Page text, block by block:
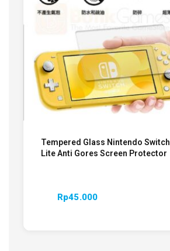
Tempered Glass Nintendo Switch
Lite Anti Gores Screen Protector
Rp45.000